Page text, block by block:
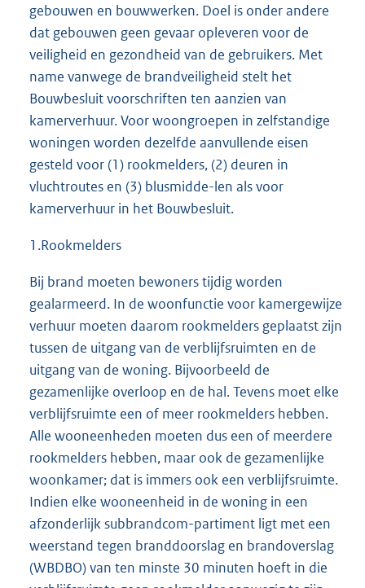
gebouwen en bouwwerken. Doel is onder andere
dat gebouwen geen gevaar opleveren voor de
veiligheid en gezondheid van de gebruikers. Met
name vanwege de brandveiligheid stelt het
Bouwbesluit voorschriften ten aanzien van
kamerverhuur. Voor woongroepen in zelfstandige
woningen worden dezelfde aanvullende eisen
gesteld voor (1) rookmelders, (2) deuren in
vluchtroutes en (3) blusmidde-len als voor
kamerverhuur in het Bouwbesluit.
1.Rookmelders
Bij brand moeten bewoners tijdig worden
gealarmeerd. In de woonfunctie voor kamergewijze
verhuur moeten daarom rookmelders geplaatst zijn
tussen de uitgang van de verblijfsruimten en de
uitgang van de woning. Bijvoorbeeld de
gezamenlijke overloop en de hal. Tevens moet elke
verblijfsruimte een of meer rookmelders hebben.
Alle wooneenheden moeten dus een of meerdere
rookmelders hebben, maar ook de gezamenlijke
woonkamer; dat is immers ook een verblijfsruimte.
Indien elke wooneenheid in de woning in een
afzonderlijk subbrandcom-partiment ligt met een
weerstand tegen branddoorslag en brandoverslag
(WBDBO) van ten minste 30 minuten hoeft in die